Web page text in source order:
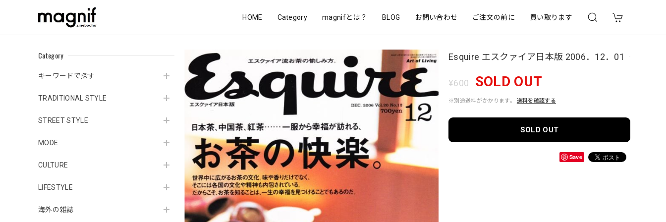
HOME Category magnifとは？ BLOG お問い合わせ ご注文の前に 買い取ります
Category
キーワードで探す
TRADITIONAL STYLE
STREET STYLE
MODE
CULTURE
LIFESTYLE
海外の雑誌
Esquire エスクァイア日本版 2006．12．01
¥600 SOLD OUT
※別途送料がかかります。 送料を確認する
SOLD OUT
Save